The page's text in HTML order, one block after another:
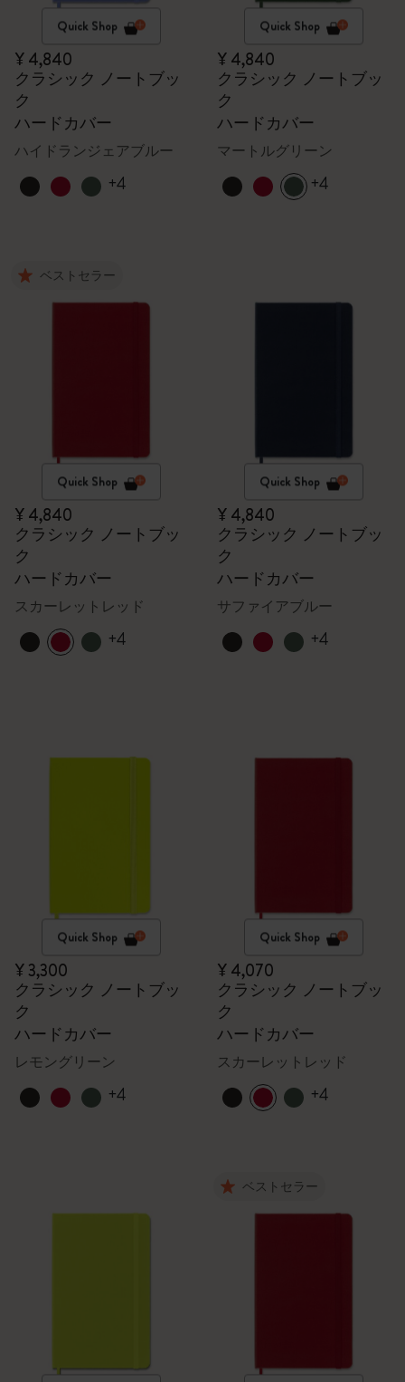
Quick Shop
¥ 4,840
クラシック ノートブッ
ク
ハードカバー
ハイドランジェアブルー
+4
Quick Shop
¥ 4,840
クラシック ノートブッ
ク
ハードカバー
マートルグリーン
+4
ベストセラー
Quick Shop
¥ 4,840
クラシック ノートブッ
ク
ハードカバー
スカーレットレッド
+4
Quick Shop
¥ 4,840
クラシック ノートブッ
ク
ハードカバー
サファイアブルー
+4
Quick Shop
¥ 3,300
クラシック ノートブッ
ク
ハードカバー
レモングリーン
+4
Quick Shop
¥ 4,070
クラシック ノートブッ
ク
ハードカバー
スカーレットレッド
+4
ベストセラー